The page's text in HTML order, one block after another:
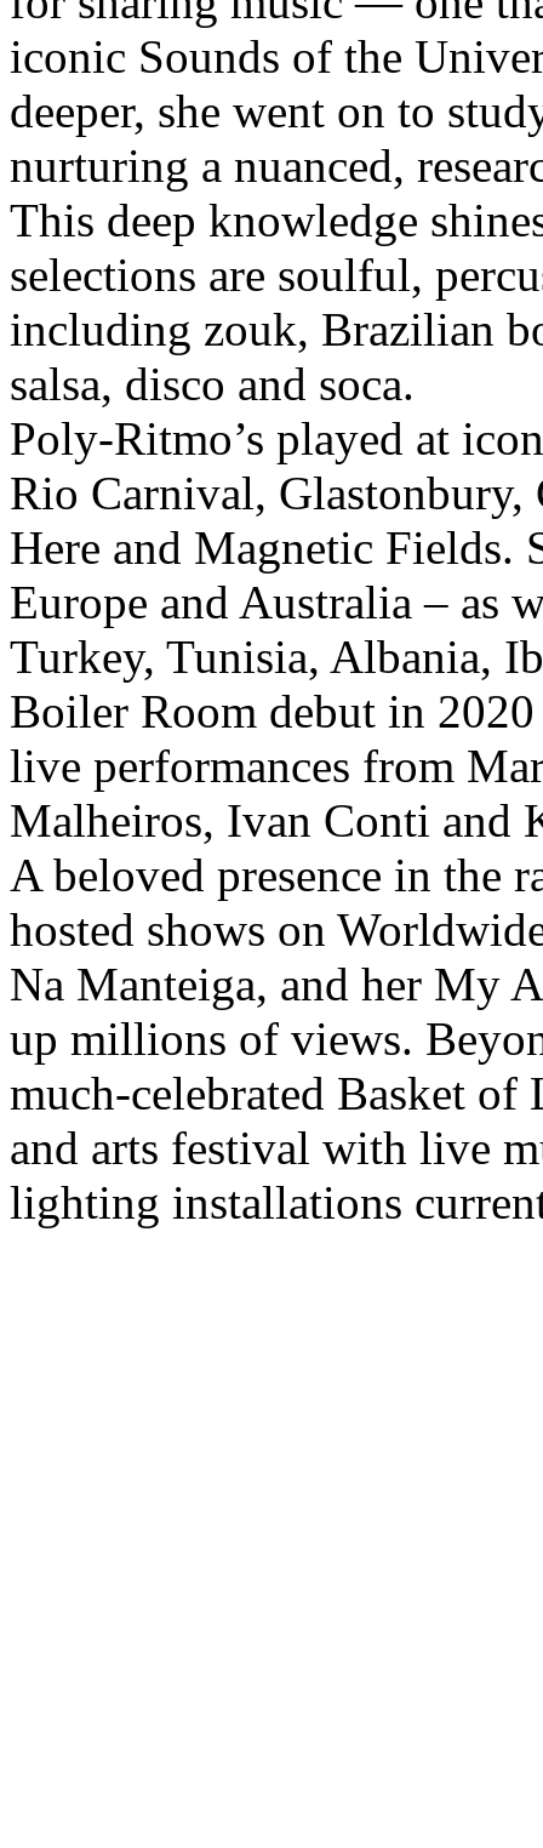
iconic Sounds of the
deeper, she went on to
nurturing a nuanced,
This deep knowledge
selections are soulful,
including zouk, Brazilian
salsa, disco and soca.
Poly-Ritmo’s played at
Rio Carnival,
Here and Magnetic Fields.
Europe and Australia – as
Turkey, Tunisia, Albania,
Boiler Room debut in
live performances from
Malheiros, Ivan Conti and
A beloved presence in the
hosted shows on
Na Manteiga, and her My
up millions of views.
much-celebrated Basket
and arts festival with live
lighting installations